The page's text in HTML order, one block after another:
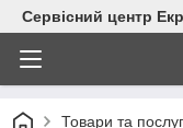
Сервісний центр
Товари та